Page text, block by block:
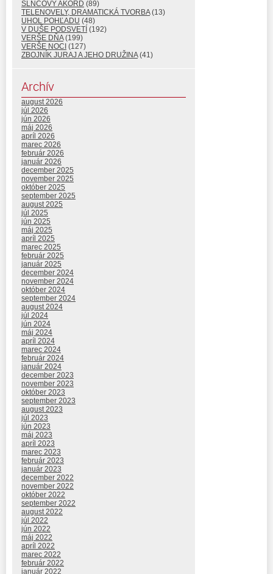
SLNCOVÝ AKORD (89)
TELENOVELY, DRAMATICKÁ TVORBA(13)
UHOL POHĽADU (48)
V DUŠE PODSVETÍ (192)
VERŠE DŇA(199)
VERŠE NOCI (127)
ZBOJNÍK JURAJ A JEHO DRUŽINA(41)
Archív
august 2026
júl 2026
jún 2026
máj 2026
apríl 2026
marec 2026
február 2026
január 2026
december 2025
november 2025
október 2025
september 2025
august 2025
júl 2025
jún 2025
máj 2025
apríl 2025
marec 2025
február 2025
január 2025
december 2024
november 2024
október 2024
september 2024
august 2024
júl 2024
jún 2024
máj 2024
apríl 2024
marec 2024
február 2024
január 2024
december 2023
november 2023
október 2023
september 2023
august 2023
júl 2023
jún 2023
máj 2023
apríl 2023
marec 2023
február 2023
január 2023
december 2022
november 2022
október 2022
september 2022
august 2022
júl 2022
jún 2022
máj 2022
apríl 2022
marec 2022
február 2022
január 2022